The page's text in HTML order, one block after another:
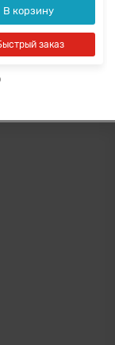
В корзину
заказ